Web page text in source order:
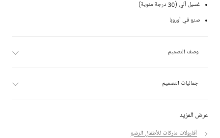
عرض المزيد
أفارولات ماركات للأطفال الرضع
غسيل آلي (30 درجة مئوية)
صنع في أوروبا
وصف التصميم
جماليات التصميم